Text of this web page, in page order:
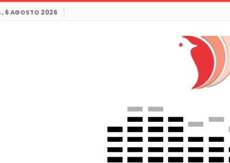
, 6 AGOSTO 2026